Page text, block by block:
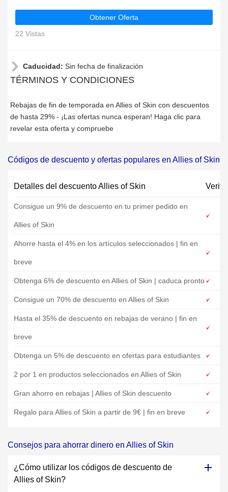
Obtener Oferta
22 Vistas
Caducidad: Sin fecha de finalización
TÉRMINOS Y CONDICIONES
Rebajas de fin de temporada en Allies of Skin con descuentos
de hasta 29% - ¡Las ofertas nunca esperan! Haga clic para
revelar esta oferta y compruebe
Códigos de descuento y ofertas populares en Allies of Skin
Detalles del descuento Allies of Skin
Consigue un 9% de descuento en tu primer pedido en
Allies of Skin
Ahorre hasta el 4% en los artículos seleccionados | fin en
breve
Obtenga 6% de descuento en Allies of Skin | caduca pronto
Consigue un 70% de descuento en Allies of Skin
Hasta el 35% de descuento en rebajas de verano | fin en
breve
Obtenga un 5% de descuento en ofertas para estudiantes
2 por 1 en productos seleccionados en Allies of Skin
Gran ahorro en rebajas | Allies of Skin descuento
Regalo para Allies of Skin a partir de 9€ | fin en breve
Consejos para ahorrar dinero en Allies of Skin
¿Cómo utilizar los códigos de descuento de
Allies of Skin?